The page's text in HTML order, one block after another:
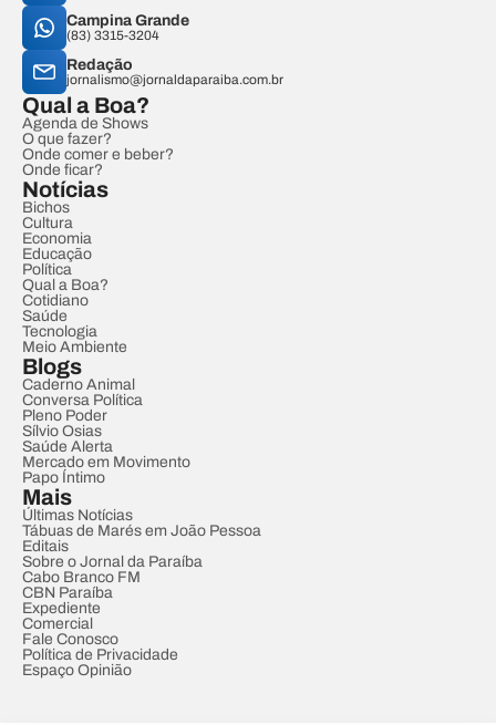
Campina Grande
(83) 3315-3204
Redação
jornalismo@jornaldaparaiba.com.br
Qual a Boa?
Agenda de Shows
O que fazer?
Onde comer e beber?
Onde ficar?
Notícias
Bichos
Cultura
Economia
Educação
Política
Qual a Boa?
Cotidiano
Saúde
Tecnologia
Meio Ambiente
Blogs
Caderno Animal
Conversa Política
Pleno Poder
Sílvio Osias
Saúde Alerta
Mercado em Movimento
Papo Íntimo
Mais
Últimas Notícias
Tábuas de Marés em João Pessoa
Editais
Sobre o Jornal da Paraíba
Cabo Branco FM
CBN Paraíba
Expediente
Comercial
Fale Conosco
Política de Privacidade
Espaço Opinião